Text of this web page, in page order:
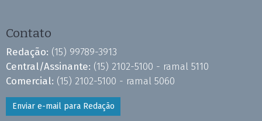
Contato
Redação: (15) 99789-3913
Central/Assinante: (15) 2102-5100 - ramal 5110
Comercial: (15) 2102-5100 - ramal 5060
Enviar e-mail para Redação